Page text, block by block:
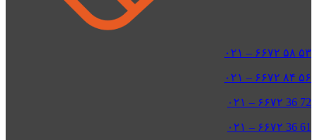
۵۳ ۵۸ ۶۶۷۲ – ۰۲۱
۵۶ ۸۴ ۶۶۷۲ – ۰۲۱
72 36 ۶۶۷۲ – ۰۲۱
61 36 ۶۶۷۲ – ۰۲۱